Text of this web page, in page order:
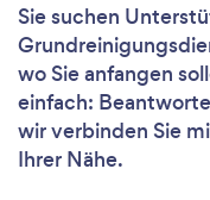
Sie suchen
wo Sie anfangen
einfach:
wir verbinden Sie
Ihrer Nähe.